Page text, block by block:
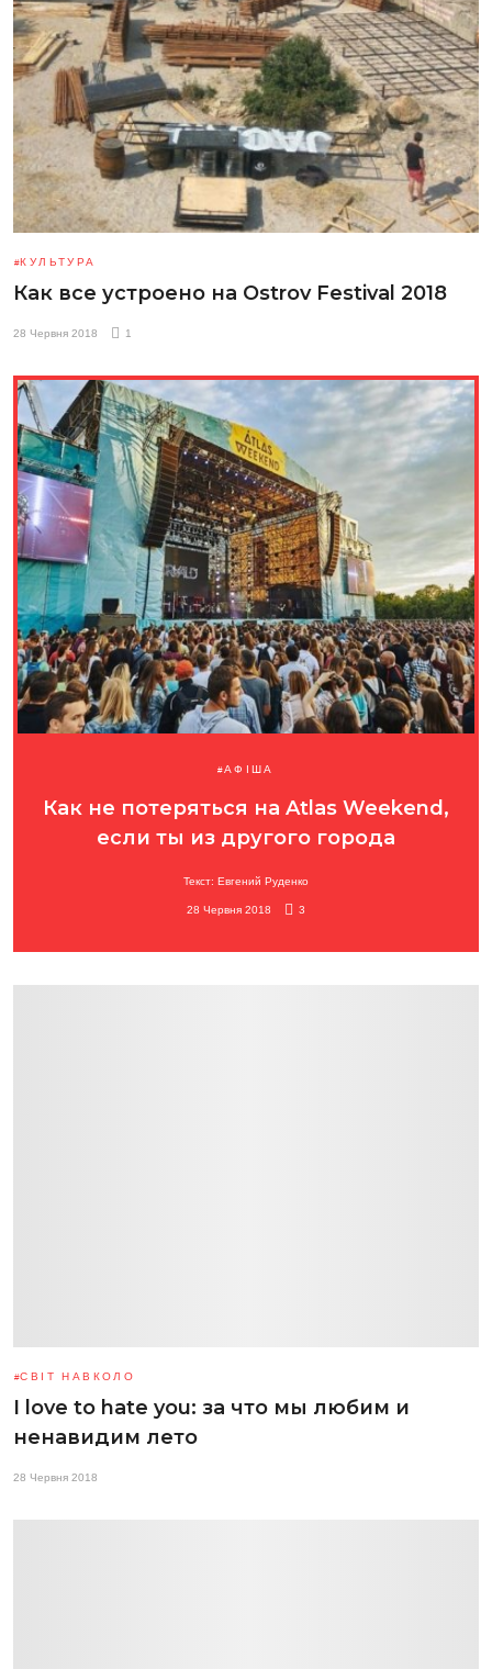
КУЛЬТУРА
Как все устроено на Ostrov Festival 2018
28 Червня 2018 1
АФІША
Как не потеряться на Atlas Weekend,
если ты из другого города
Текст: Евгений Руденко
28 Червня 2018 3
СВІТ НАВКОЛО
I love to hate you: за что мы любим и
ненавидим лето
28 Червня 2018